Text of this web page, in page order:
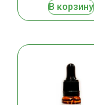
В корзину